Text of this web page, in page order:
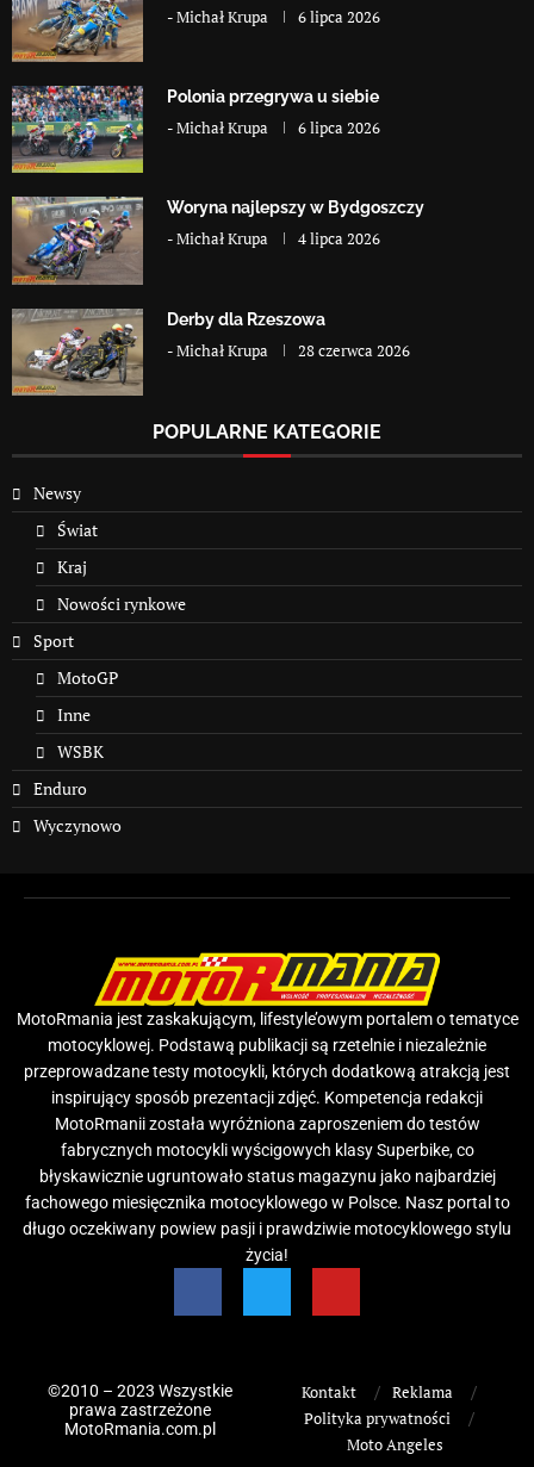
-Michał Krupa 6 lipca 2026
Polonia przegrywa u siebie
-Michał Krupa 6 lipca 2026
Woryna najlepszy w Bydgoszczy
-Michał Krupa 4 lipca 2026
Derby dla Rzeszowa
-Michał Krupa 28 czerwca 2026
POPULARNE KATEGORIE
Newsy
Świat
Kraj
Nowości rynkowe
Sport
MotoGP
Inne
WSBK
Enduro
Wyczynowo
MotoRmania jest zaskakującym, lifestyle’owym portalem o tematyce
motocyklowej. Podstawą publikacji są rzetelnie i niezależnie
przeprowadzane testy motocykli, których dodatkową atrakcją jest
inspirujący sposób prezentacji zdjęć. Kompetencja redakcji
MotoRmanii została wyróżniona zaproszeniem do testów
fabrycznych motocykli wyścigowych klasy Superbike, co
błyskawicznie ugruntowało status magazynu jako najbardziej
fachowego miesięcznika motocyklowego w Polsce. Nasz portal to
długo oczekiwany powiew pasji i prawdziwie motocyklowego stylu
życia!
©2010 – 2023 Wszystkie
prawa zastrzeżone
MotoRmania.com.pl
Kontakt
Reklama
Polityka prywatności
Moto Angeles